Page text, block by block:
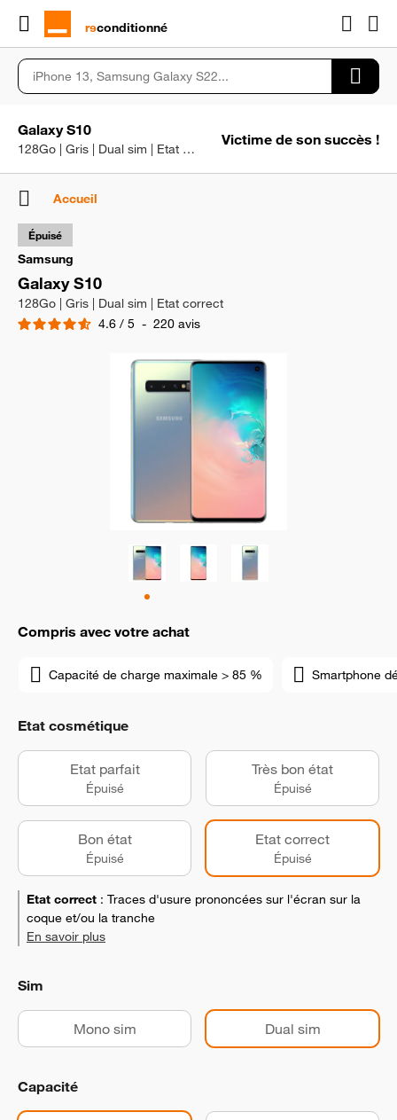
rɘconditionné
Galaxy S10
128Go | Gris | Dual sim | Etat correct
Victime de son succès !
Accueil
Samsung
Galaxy S10
128Go | Gris | Dual sim | Etat correct
4.6 / 5 - 220 avis
Épuisé
Compris avec votre achat
Capacité de charge maximale > 85 % Smartphone
Etat cosmétique
Etat parfait
Épuisé
Très bon état
Épuisé
Bon état
Épuisé
Etat correct
Épuisé
Etat correct : Traces d'usure prononcées sur l'écran sur la
coque et/ou la tranche
En savoir plus
Sim
Mono sim Dual sim
Capacité